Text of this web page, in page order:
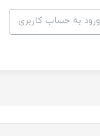
ورود به حساب کاربری